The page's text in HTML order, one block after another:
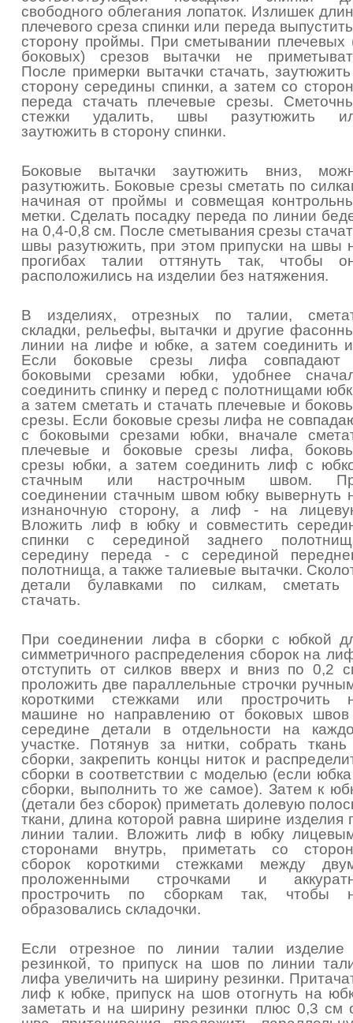
свободного облегания лопаток. Излишек
плечевого среза спинки или переда
сторону проймы. При сметывании плечевых
боковых) срезов вытачки не
После примерки вытачки стачать,
сторону середины спинки, а затем со
переда стачать плечевые срезы.
стежки удалить, швы разутюжить
заутюжить в сторону спинки.
Боковые вытачки заутюжить вниз,
разутюжить. Боковые срезы сметать по
начиная от проймы и совмещая
метки. Сделать посадку переда по линии
на 0,4-0,8 см. После сметывания срезы
швы разутюжить, при этом припуски на швы
прогибах талии оттянуть так, чтобы
расположились на изделии без натяжения.
В изделиях, отрезных по талии,
складки, рельефы, вытачки и другие
линии на лифе и юбке, а затем соединить
Если боковые срезы лифа совпадают
боковыми срезами юбки, удобнее
соединить спинку и перед с полотнищами
а затем сметать и стачать плечевые и
срезы. Если боковые срезы лифа не
с боковыми срезами юбки, вначале
плечевые и боковые срезы лифа,
срезы юбки, а затем соединить лиф с
стачным или настрочным швом.
соединении стачным швом юбку вывернуть
изнаночную сторону, а лиф - на
Вложить лиф в юбку и совместить
спинки с серединой заднего
середину переда - с серединой
полотнища, а также талиевые вытачки.
детали булавками по силкам, сметать
стачать.
При соединении лифа в сборки с юбкой
симметричного распределения сборок на
отступить от силков вверх и вниз по 0,2
проложить две параллельные строчки
короткими стежками или прострочить
машине но направлению от боковых
середине детали в отдельности на
участке. Потянув за нитки, собрать
сборки, закрепить концы ниток и
сборки в соответствии с моделью (если
сборки, выполнить то же самое). Затем к
(детали без сборок) приметать долевую
ткани, длина которой равна ширине изделия
линии талии. Вложить лиф в юбку
сторонами внутрь, приметать со
сборок короткими стежками между
проложенными строчками и
прострочить по сборкам так, чтобы
образовались складочки.
Если отрезное по линии талии
резинкой, то припуск на шов по линии
лифа увеличить на ширину резинки.
лиф к юбке, припуск на шов отогнуть на
заметать и на ширину резинки плюс 0,3 см